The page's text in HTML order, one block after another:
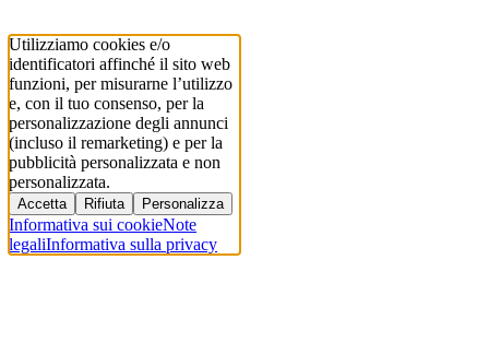
Utilizziamo cookies e/o
identificatori affinché il sito web
funzioni, per misurarne l’utilizzo
e, con il tuo consenso, per la
personalizzazione degli annunci
(incluso il remarketing) e per la
pubblicità personalizzata e non
personalizzata.
Accetta Rifiuta Personalizza
Informativa sui cookieNote
legaliInformativa sulla privacy